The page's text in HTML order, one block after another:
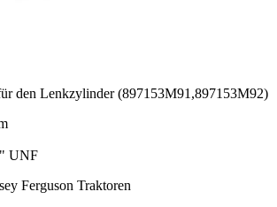
den Lenkzylinder (897153M91,897153M92)
UNF
Ferguson Traktoren